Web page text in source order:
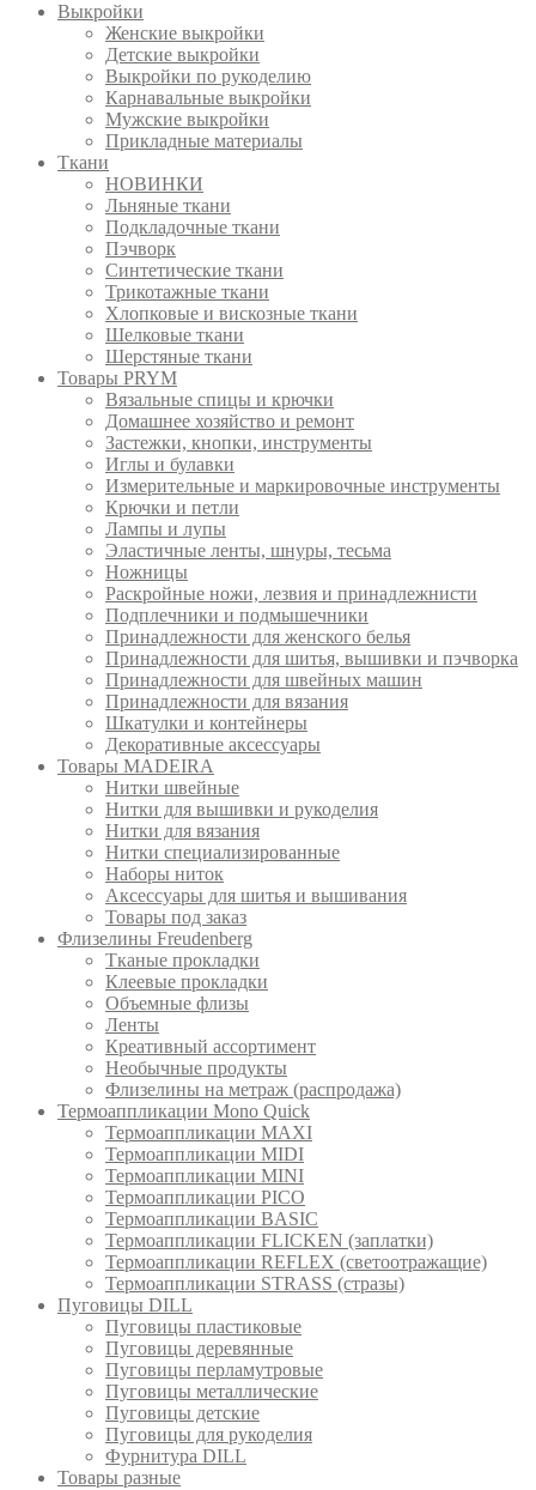
Выкройки
Женские выкройки
Детские выкройки
Выкройки по рукоделию
Карнавальные выкройки
Мужские выкройки
Прикладные материалы
Ткани
НОВИНКИ
Льняные ткани
Подкладочные ткани
Пэчворк
Синтетические ткани
Трикотажные ткани
Хлопковые и вискозные ткани
Шелковые ткани
Шерстяные ткани
Товары PRYM
Вязальные спицы и крючки
Домашнее хозяйство и ремонт
Застежки, кнопки, инструменты
Иглы и булавки
Измерительные и маркировочные инструменты
Крючки и петли
Лампы и лупы
Эластичные ленты, шнуры, тесьма
Ножницы
Раскройные ножи, лезвия и принадлежнисти
Подплечники и подмышечники
Принадлежности для женского белья
Принадлежности для шитья, вышивки и пэчворка
Принадлежности для швейных машин
Принадлежности для вязания
Шкатулки и контейнеры
Декоративные аксессуары
Товары MADEIRA
Нитки швейные
Нитки для вышивки и рукоделия
Нитки для вязания
Нитки специализированные
Наборы ниток
Аксессуары для шитья и вышивания
Товары под заказ
Флизелины Freudenberg
Тканые прокладки
Клеевые прокладки
Объемные флизы
Ленты
Креативный ассортимент
Необычные продукты
Флизелины на метраж (распродажа)
Термоаппликации Mono Quick
Термоаппликации MAXI
Термоаппликации MIDI
Термоаппликации MINI
Термоаппликации PICO
Термоаппликации BASIC
Термоаппликации FLICKEN (заплатки)
Термоаппликации REFLEX (светоотражащие)
Термоаппликации STRASS (стразы)
Пуговицы DILL
Пуговицы пластиковые
Пуговицы деревянные
Пуговицы перламутровые
Пуговицы металлические
Пуговицы детские
Пуговицы для рукоделия
Фурнитура DILL
Товары разные